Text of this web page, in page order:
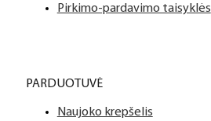
Pirkimo-pardavimo taisyklės
PARDUOTUVĖ
Naujoko krepšelis